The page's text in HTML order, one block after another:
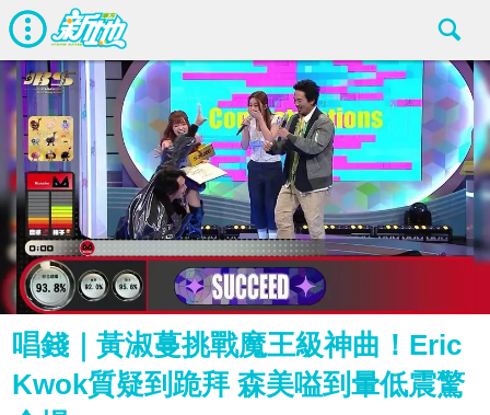
唱錢｜黃淑蔓挑戰魔王級神曲！Eric
Kwok質疑到跪拜 森美嗌到暈低震驚